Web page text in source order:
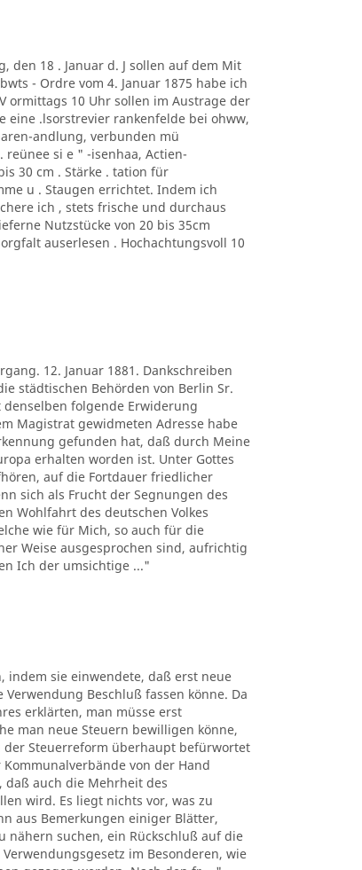
den 18 . Januar d. J sollen auf dem Mit
- Ordre vom 4. Januar 1875 habe ich
ormittags 10 Uhr sollen im Austrage der
eine .lsorstrevier rankenfelde bei ohww,
andlung, verbunden mü
si e " -isenhaa, Actien-
30 cm . Stärke . tation für
u . Staugen errichtet. Indem ich
ich , stets frische und durchaus
Nutzstücke von 20 bis 35cm
auserlesen . Hochachtungsvoll 10
12. Januar 1881. Dankschreiben
städtischen Behörden von Berlin Sr.
folgende Erwiderung
Magistrat gewidmeten Adresse habe
gefunden hat, daß durch Meine
erhalten worden ist. Unter Gottes
auf die Fortdauer friedlicher
sich als Frucht der Segnungen des
Wohlfahrt des deutschen Volkes
wie für Mich, so auch für die
Weise ausgesprochen sind, aufrichtig
Ich der umsichtige ..."
indem sie einwendete, daß erst neue
Beschluß fassen könne. Da
erklärten, man müsse erst
man neue Steuern bewilligen könne,
Steuerreform überhaupt befürwortet
von der Hand
auch die Mehrheit des
wird. Es liegt nichts vor, was zu
aus Bemerkungen einiger Blätter,
nähern suchen, ein Rückschluß auf die
im Besonderen, wie